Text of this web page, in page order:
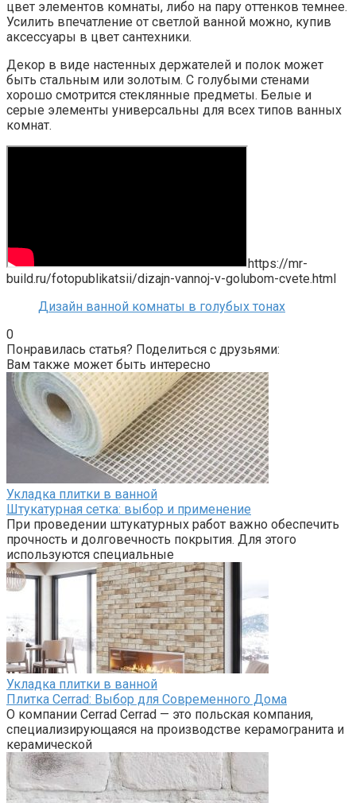
цвет элементов комнаты, либо на пару оттенков темнее.
Усилить впечатление от светлой ванной можно, купив
аксессуары в цвет сантехники.
Декор в виде настенных держателей и полок может
быть стальным или золотым. С голубыми стенами
хорошо смотрится стеклянные предметы. Белые и
серые элементы универсальны для всех типов ванных
комнат.
https://mr-
build.ru/fotopublikatsii/dizajn-vannoj-v-golubom-cvete.html
Дизайн ванной комнаты в голубых тонах
0
Понравилась статья? Поделиться с друзьями:
Вам также может быть интересно
Укладка плитки в ванной
Штукатурная сетка: выбор и применение
При проведении штукатурных работ важно обеспечить
прочность и долговечность покрытия. Для этого
используются специальные
Укладка плитки в ванной
Плитка Cerrad: Выбор для Современного Дома
О компании Cerrad Cerrad — это польская компания,
специализирующаяся на производстве керамогранита и
керамической